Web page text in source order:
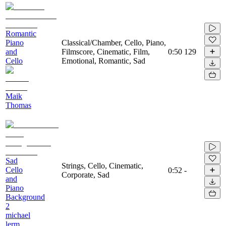
Romantic
Piano
and
Cello
Maik
Thomas
Classical/Chamber, Cello, Piano,
Filmscore, Cinematic, Film,
Emotional, Romantic, Sad
0:50 129
Sad
Cello
and
Piano
Background
2
michael
lerm
Strings, Cello, Cinematic,
Corporate, Sad
0:52 -